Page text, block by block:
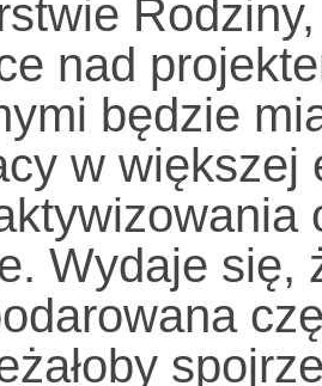
nad
będzie
w większej
Wydaje się,